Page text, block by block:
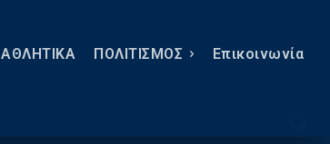
ΑΘΛΗΤΙΚΑ ΠΟΛΙΤΙΣΜΟΣ Eπικοινωνία